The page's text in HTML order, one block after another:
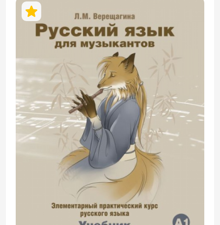
Предназначено для иностранных
учащихся, изучающих русский язык как
под руководством преподавателя, так и
самостоятельно.